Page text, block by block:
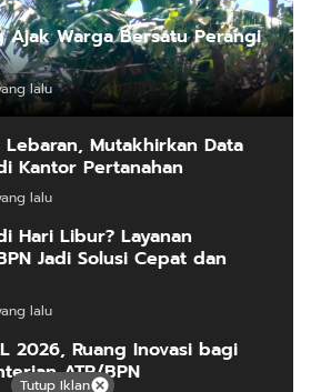
Ajak Warga Bersatu Perangi
lalu
Mutakhirkan Data
Kantor Pertanahan
lalu
Hari Libur? Layanan
Jadi Solusi Cepat dan
lalu
2026, Ruang Inovasi bagi
ATR/BPN
Tutup Iklan